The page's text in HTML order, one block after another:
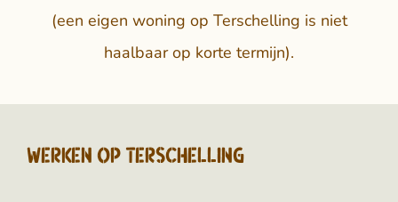
(een eigen woning op Terschelling is niet
haalbaar op korte termijn).
Werken op Terschelling